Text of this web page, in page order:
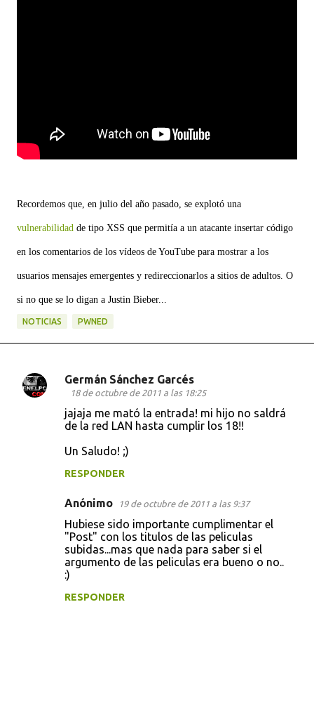
Recordemos que, en julio del año pasado, se explotó una
vulnerabilidad de tipo XSS que permitía a un atacante insertar código
en los comentarios de los vídeos de YouTube para mostrar a los
usuarios mensajes emergentes y redireccionarlos a sitios de adultos. O
si no que se lo digan a Justin Bieber...
NOTICIAS PWNED
C
Germán Sánchez Garcés
18 de octubre de 2011 a las 18:25
jajaja me mató la entrada! mi hijo no saldrá
de la red LAN hasta cumplir los 18!!
Un Saludo! ;)
RESPONDER
Anónimo 19 de octubre de 2011 a las 9:37
Hubiese sido importante cumplimentar el
"Post" con los titulos de las peliculas
subidas...mas que nada para saber si el
argumento de las peliculas era bueno o no..
:)
RESPONDER